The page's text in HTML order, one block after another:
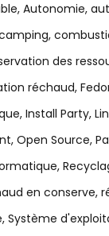
Autonomie
des
réchaud
Install Party
Open Source
en conserve
Système